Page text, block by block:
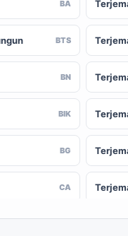
BA
BTS
BN
BIK
BG
CA